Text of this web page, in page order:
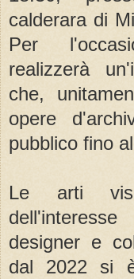
calderara di
Per
realizzerà
che,
opere
pubblico fino
Le arti
designer e
dal 2022 si